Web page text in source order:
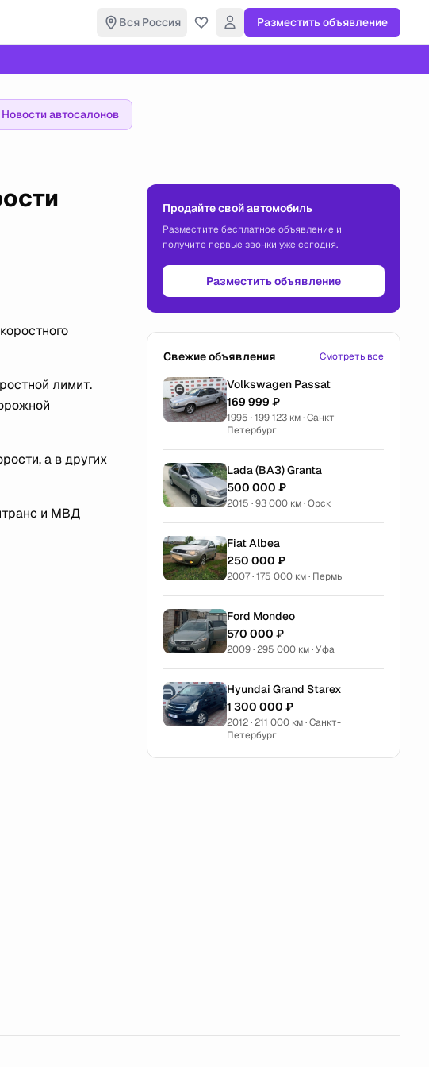
Вся Россия Разместить объявление
Новости автосалонов
лимит.
а в других
и МВД
Продайте свой автомобиль
Разместите бесплатное объявление и
получите первые звонки уже сегодня.
Разместить объявление
Свежие объявления Смотреть все
Volkswagen Passat
169 999 ₽
1995 · 199 123 км · Санкт-
Петербург
Lada (ВАЗ) Granta
500 000 ₽
2015 · 93 000 км · Орск
Fiat Albea
250 000 ₽
2007 · 175 000 км · Пермь
Ford Mondeo
570 000 ₽
2009 · 295 000 км · Уфа
Hyundai Grand Starex
1 300 000 ₽
2012 · 211 000 км · Санкт-
Петербург